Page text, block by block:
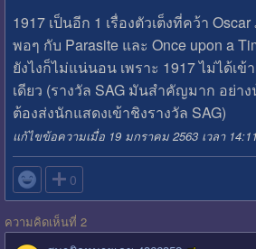
1917 เป็นอีก 1 เรื่องตัวเต็งที่คว้า
พอๆ กับ Parasite และ Once upon a
ยังไงก็ไม่แน่นอน เพราะ 1917 ไม่ได้เข้
เดียว (รางวัล SAG มันสำคัญมาก อย่า
ต้องส่งนักแสดงเข้าชิงรางวัล SAG)
แก้ไขข้อความเมื่อ 19 มกราคม 2563 เวลา
 0
ความคิดเห็นที่ 2